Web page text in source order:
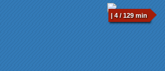
| 4 / 129 min